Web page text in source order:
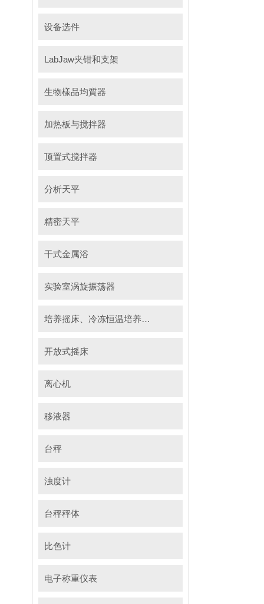
设备选件
LabJaw夹钳和支架
生物樣品均質器
加热板与搅拌器
顶置式搅拌器
分析天平
精密天平
干式金属浴
实验室涡旋振荡器
培养摇床、冷冻恒温培养摇床
开放式摇床
离心机
移液器
台秤
浊度计
台秤秤体
比色计
电子称重仪表